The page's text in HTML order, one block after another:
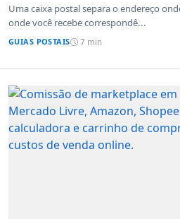
Uma caixa postal separa o endereço
onde você recebe correspondê...
GUIAS POSTAIS 7 min